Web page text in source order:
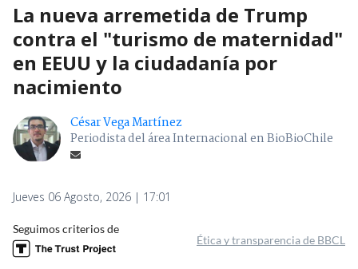
La nueva arremetida de Trump
contra el "turismo de maternidad"
en EEUU y la ciudadanía por
nacimiento
César Vega Martínez
Periodista del área Internacional en BioBioChile
Jueves 06 Agosto, 2026 | 17:01
Seguimos criterios de
Ética y transparencia de BBCL